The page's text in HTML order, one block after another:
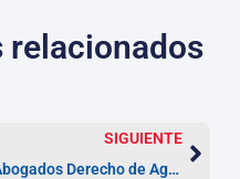
SIGUIENTE
Abogados Derecho de Aguas en Marbella | Legalizar pozos